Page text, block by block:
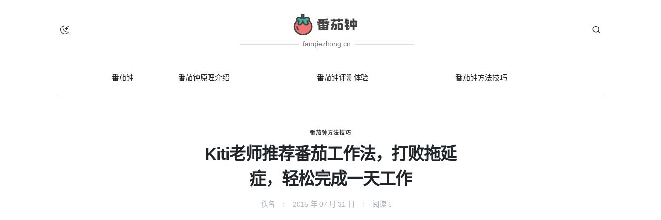
fanqiezhong.cn
番茄钟 番茄钟原理介绍 番茄钟评测体验 番茄钟方法技巧
番茄钟方法技巧
Kiti老师推荐番茄工作法，打败拖延
症，轻松完成一天工作
佚名 2015 年 07 月 31 日 阅读 5